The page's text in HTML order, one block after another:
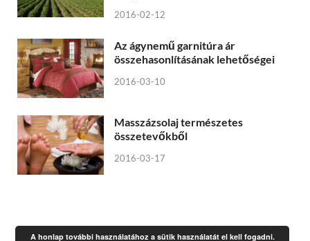
2016-02-12
Az ágynemű garnitúra ár
összehasonlításának lehetőségei
2016-03-10
Masszázsolaj természetes
összetevőkből
2016-03-17
A honlap további használatához a sütik használatát el kell fogadni.